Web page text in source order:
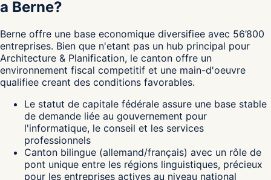
a Berne?
Berne offre une base economique diversifiee avec 56’800
entreprises. Bien que n'etant pas un hub principal pour
Architecture & Planification, le canton offre un
environnement fiscal competitif et une main-d'oeuvre
qualifiee creant des conditions favorables.
Le statut de capitale fédérale assure une base stable
de demande liée au gouvernement pour
l'informatique, le conseil et les services
professionnels
Canton bilingue (allemand/français) avec un rôle de
pont unique entre les régions linguistiques, précieux
pour les entreprises actives au niveau national